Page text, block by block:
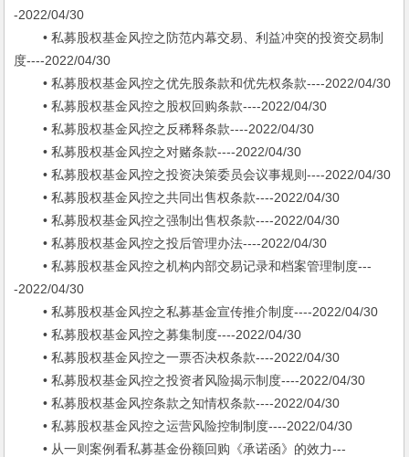
-2022/04/30
• 私募股权基金风控之防范内幕交易、利益冲突的投资交易制
度----2022/04/30
• 私募股权基金风控之优先股条款和优先权条款----2022/04/30
• 私募股权基金风控之股权回购条款----2022/04/30
• 私募股权基金风控之反稀释条款----2022/04/30
• 私募股权基金风控之对赌条款----2022/04/30
• 私募股权基金风控之投资决策委员会议事规则----2022/04/30
• 私募股权基金风控之共同出售权条款----2022/04/30
• 私募股权基金风控之强制出售权条款----2022/04/30
• 私募股权基金风控之投后管理办法----2022/04/30
• 私募股权基金风控之机构内部交易记录和档案管理制度---
-2022/04/30
• 私募股权基金风控之私募基金宣传推介制度----2022/04/30
• 私募股权基金风控之募集制度----2022/04/30
• 私募股权基金风控之一票否决权条款----2022/04/30
• 私募股权基金风控之投资者风险揭示制度----2022/04/30
• 私募股权基金风控条款之知情权条款----2022/04/30
• 私募股权基金风控之运营风险控制制度----2022/04/30
• 从一则案例看私募基金份额回购《承诺函》的效力---